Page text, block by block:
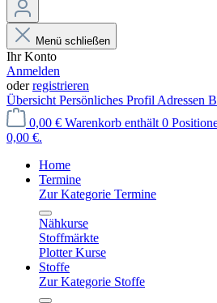
Menü schließen
Ihr Konto
Anmelden
oderregistrieren
Übersicht Persönliches Profil Adressen
0,00 € Warenkorb enthält 0
0,00 €.
Home
Termine
Zur Kategorie Termine
Nähkurse
Stoffmärkte
Plotter Kurse
Stoffe
Zur Kategorie Stoffe